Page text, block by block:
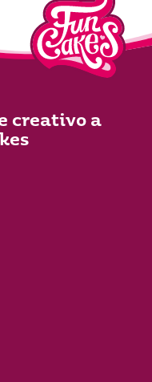
creativo a